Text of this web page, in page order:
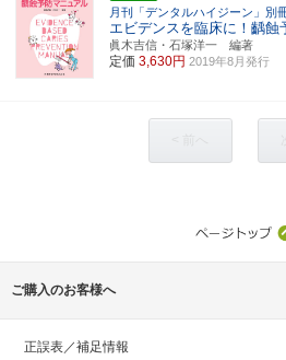
月刊「デンタルハイジーン」別
エビデンスを臨床に！齲蝕
眞木吉信・石塚洋一 編著
定価 3,630円 2019年8月発行
ご購入のお客様へ
正誤表／補足情報